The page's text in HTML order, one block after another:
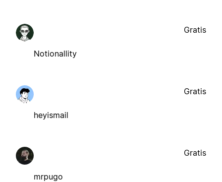
Notionallity
Gratis
heyismail
Gratis
mrpugo
Gratis